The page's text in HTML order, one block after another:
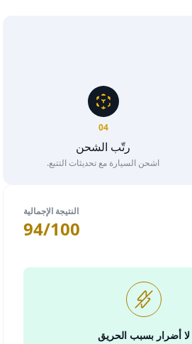
04
رتّب الشحن
اشحن السيارة مع تحديثات التتبع.
النتيجة الإجمالية
94/100
لا أضرار بسبب الحريق